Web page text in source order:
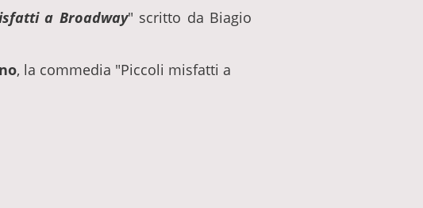
a Broadway" scritto da Biagio
, la commedia "Piccoli misfatti a